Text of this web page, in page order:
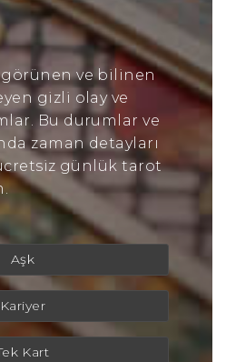
ve bilinen
gizli olay ve
Bu durumlar ve
zaman detayları
günlük tarot
Aşk
Kariyer
Kart